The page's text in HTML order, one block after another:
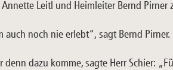
Leitl und Heimleiter Bernd Pirner
auch noch nie erlebt“, sagt Bernd Pirner.
denn dazu komme, sagte Herr Schier: